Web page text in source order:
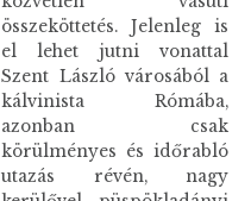
összeköttetés. Jelenleg is
el lehet jutni vonattal
Szent László városából a
kálvinista Rómába,
azonban csak
körülményes és időrabló
utazás révén, nagy